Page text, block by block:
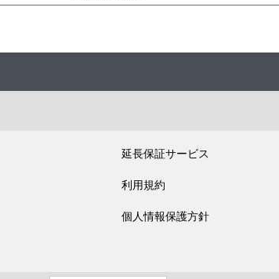
延長保証サービス
利用規約
個人情報保護方針